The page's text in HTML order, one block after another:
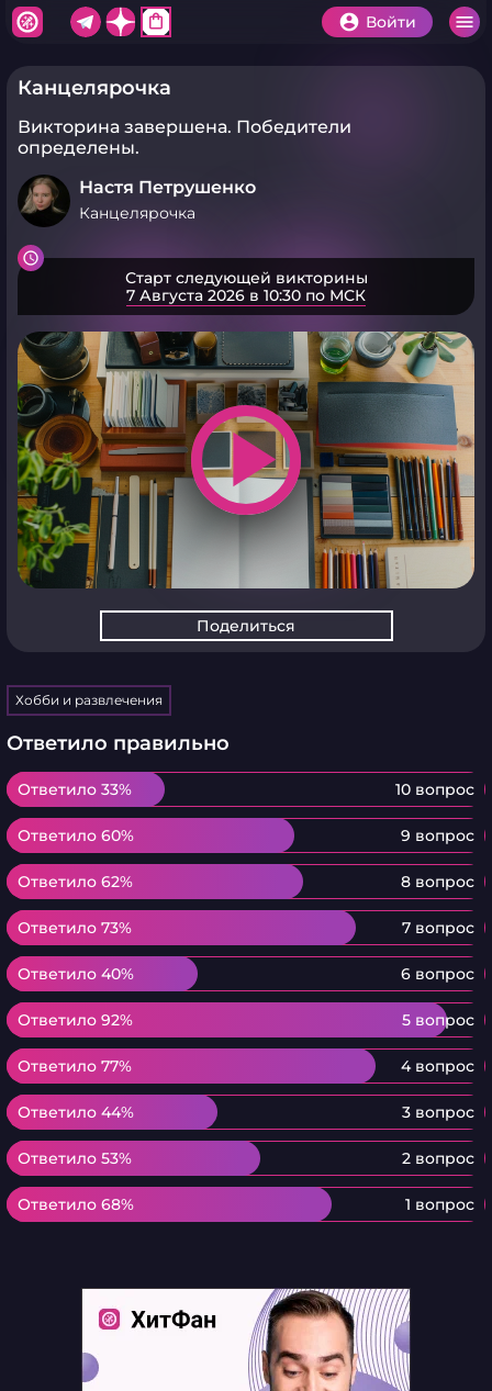
shopping_bag Войти
Канцелярочка
Викторина завершена. Победители
определены.
Настя Петрушенко
Канцелярочка
Старт следующей викторины
7 Августа 2026 в 10:30 по МСК
play_arrow
Поделиться
Хобби и развлечения
Ответило правильно
Ответило 33% 10 вопрос
Ответило 33%
Ответило 60% 9 вопрос
Ответило 60%
Ответило 62% 8 вопрос
Ответило 62%
Ответило 73% 7 вопрос
Ответило 73%
Ответило 40% 6 вопрос
Ответило 40%
Ответило 92% 5 вопрос
Ответило 92%
Ответило 77% 4 вопрос
Ответило 77%
Ответило 44% 3 вопрос
Ответило 44%
Ответило 53% 2 вопрос
Ответило 53%
Ответило 68% 1 вопрос
Ответило 68%